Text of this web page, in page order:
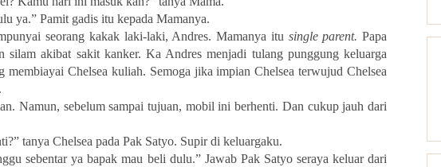
ya.” Pamit gadis itu kepada Mamanya.
seorang kakak laki-laki, Andres. Mamanya itu single parent. Papa
silam akibat sakit kanker. Ka Andres menjadi tulang punggung keluarga
Chelsea kuliah. Semoga jika impian Chelsea terwujud Chelsea
Namun, sebelum sampai tujuan, mobil ini berhenti. Dan cukup jauh dari
tanya Chelsea pada Pak Satyo. Supir di keluargaku.
sebentar ya bapak mau beli dulu.” Jawab Pak Satyo seraya keluar dari